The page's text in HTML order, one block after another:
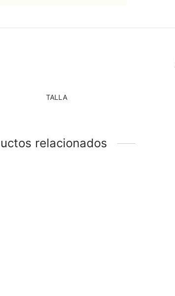
TALLA
relacionados